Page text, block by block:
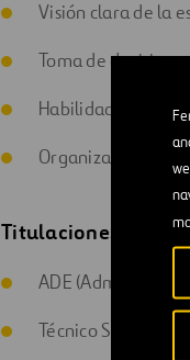
Visión clara de la
Toma de
Habilidad para la
Organizada,
Titulaciones
ADE
Técnico Superior